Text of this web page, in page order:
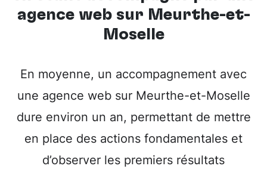
agence web sur Meurthe-et-
Moselle
En moyenne, un accompagnement avec
une agence web sur Meurthe-et-Moselle
dure environ un an, permettant de mettre
en place des actions fondamentales et
d’observer les premiers résultats